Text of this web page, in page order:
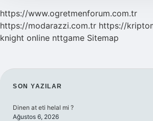
https://www.ogretmenforum.com.tr
https://modarazzi.com.tr https://
knight online nttgame Sitemap
SIDEBAR
SON YAZILAR
Dinen at eti helal mi ?
Ağustos 6, 2026